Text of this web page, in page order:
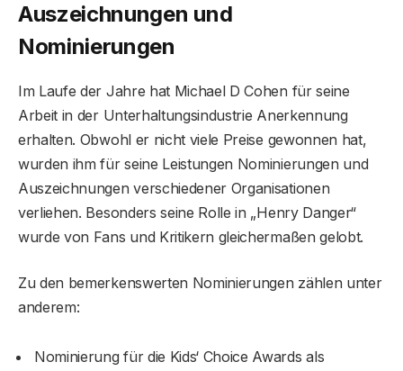
Auszeichnungen und
Nominierungen
Im Laufe der Jahre hat Michael D Cohen für seine
Arbeit in der Unterhaltungsindustrie Anerkennung
erhalten. Obwohl er nicht viele Preise gewonnen hat,
wurden ihm für seine Leistungen Nominierungen und
Auszeichnungen verschiedener Organisationen
verliehen. Besonders seine Rolle in „Henry Danger“
wurde von Fans und Kritikern gleichermaßen gelobt.
Zu den bemerkenswerten Nominierungen zählen unter
anderem:
Nominierung für die Kids‘ Choice Awards als